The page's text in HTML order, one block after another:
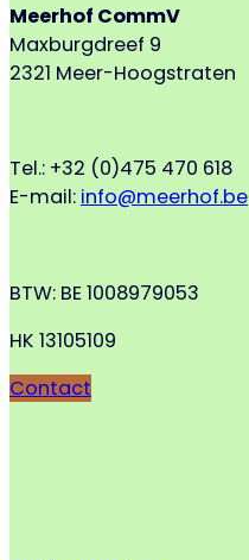
Meerhof CommV
Maxburgdreef 9
2321 Meer-Hoogstraten
Tel.: +32 (0)475 470 618
E-mail: info@meerhof.be
BTW: BE 1008979053
HK 13105109
Contact